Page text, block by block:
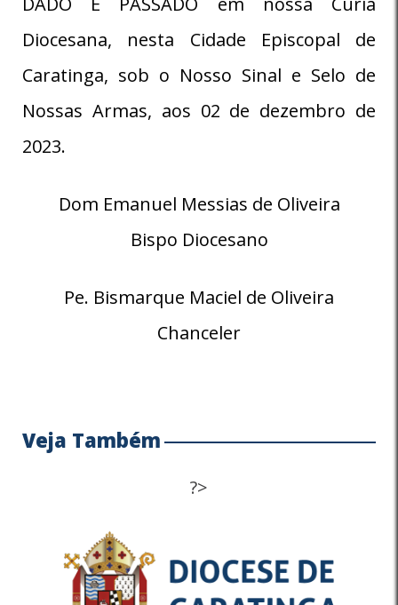
Diocesana, nesta Cidade Episcopal de
Caratinga, sob o Nosso Sinal e Selo de
Nossas Armas, aos 02 de dezembro de
2023.
Dom Emanuel Messias de Oliveira
Bispo Diocesano
Pe. Bismarque Maciel de Oliveira
Chanceler
Veja Também
?>